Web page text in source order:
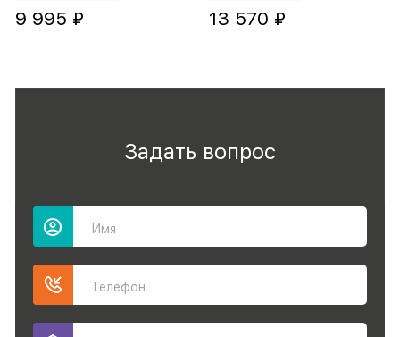
9 995 ₽ 13 570 ₽
Задать вопрос
Имя
Телефон